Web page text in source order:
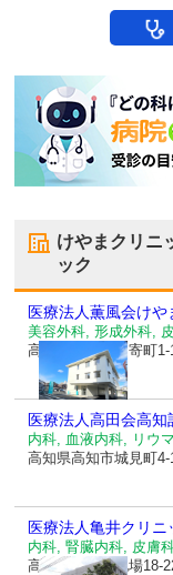
けやまクリニ
ック
医療法人薫風会けや
美容外科, 形成外科,
高知県高知市 知寄町
医療法人高田会高知
内科, 血液内科, リウ
高知県高知市城見町4-
医療法人亀井クリニ
内科, 腎臓内科, 皮膚
高知県高知市札場18-